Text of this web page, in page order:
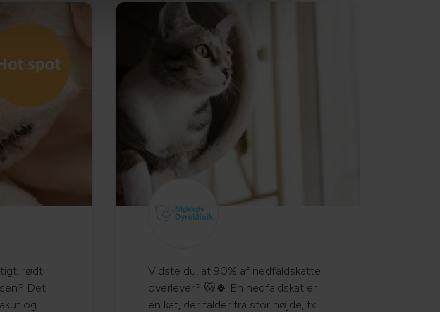
rødt
Det
og
Vidste du, at 90% af nedfaldskatte
overlever? 🐱🍀 En nedfaldskat er
en kat, der falder fra stor højde, fx